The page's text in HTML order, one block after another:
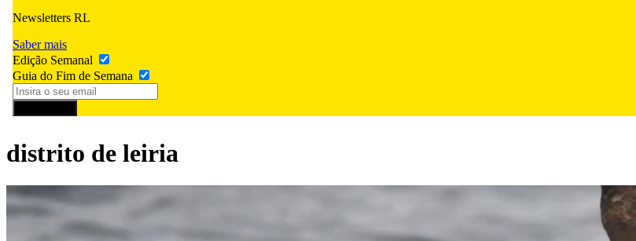
Newsletters RL
Saber mais
Edição Semanal
Guia do Fim de Semana
distrito de leiria